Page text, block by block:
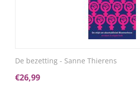
De bezetting - Sanne Thierens
€26,99